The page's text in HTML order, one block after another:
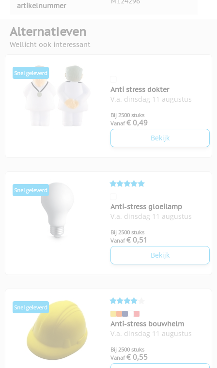
artikelnummer
Alternatieven
Wellicht ook interessant
Anti stress dokter
V.a. dinsdag 11 augustus
Bij 2500 stuks
Vanaf € 0,49
Bekijk
Anti-stress gloeilamp
V.a. dinsdag 11 augustus
Bij 2500 stuks
Vanaf € 0,51
Bekijk
Anti-stress bouwhelm
V.a. dinsdag 11 augustus
Bij 2500 stuks
Vanaf € 0,55